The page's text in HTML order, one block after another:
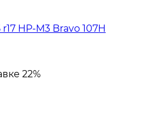
HP-M3 Bravo 107H
22%